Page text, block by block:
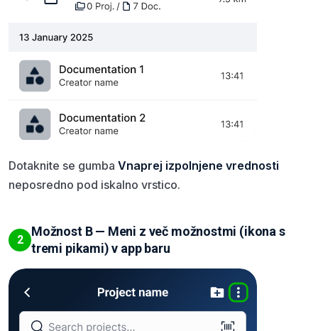
Dotaknite se gumba Vnaprej izpolnjene vrednosti
neposredno pod iskalno vrstico.
2
Možnost B — Meni z več možnostmi (ikona s
tremi pikami) v app baru